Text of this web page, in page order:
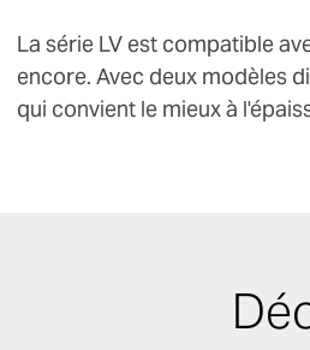
La série LV est compatible
encore. Avec deux modèles
qui convient le mieux à